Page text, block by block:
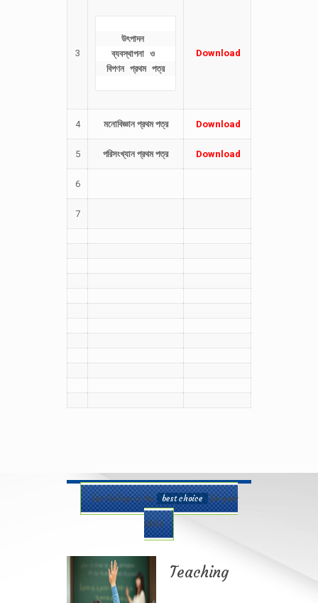
3
উৎপাদন
ব্যবস্থাপনা ও
বিপণন প্রথম পত্র
Download
4 মনোবিজ্ঞান প্রথম পত্র Download
5 পরিসংখ্যান প্রথম পত্র Download
6
7
Our College is the best choice for your
Child
Teaching